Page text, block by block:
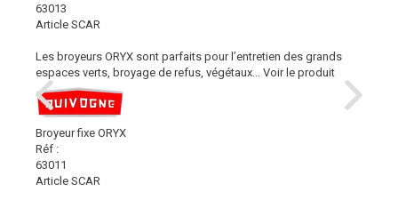
63013
Article SCAR
Les broyeurs ORYX sont parfaits pour l’entretien des grands
espaces verts, broyage de refus, végétaux...
Voir le produit
Broyeur fixe ORYX
Réf :
63011
Article SCAR